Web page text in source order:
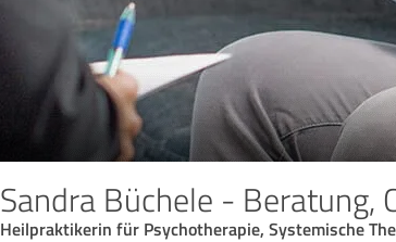
Sandra Büchele - Beratung,
Heilpraktikerin für Psychotherapie, Systemische